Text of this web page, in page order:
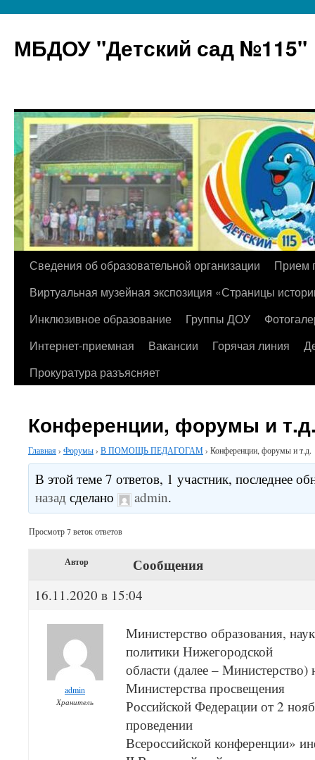
МБДОУ "Детский сад №115"
Перейти
содержимому
Сведения об образовательной организации
Прием
Виртуальная музейная экспозиция «Страницы
Инклюзивное образование
Группы ДОУ
Интернет-приемная
Вакансии Горячая линия
Прокуратура разъясняет
Конференции, форумы и
Главная› Форумы› В ПОМОЩЬ ПЕДАГОГАМ› Конференции, форумы и т.д.
В этой теме 7 ответов, 1 участник, последнее
назад сделано admin.
Просмотр 7 веток ответов
Автор Сообщения
16.11.2020 в 15:04
admin
Хранитель
Министерство образования,
политики Нижегородской
области (далее – Министерство)
Министерства просвещения
Российской Федерации от 2
проведении
Всероссийской конференции»